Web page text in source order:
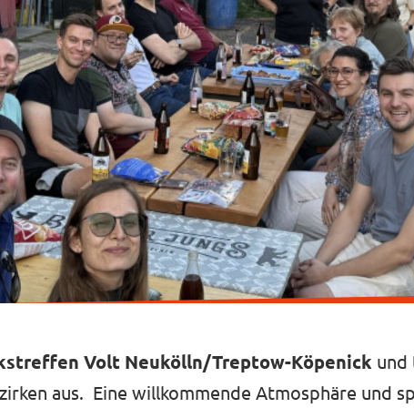
Volt Neukölln/Treptow-Köpenick und
aus. Eine willkommende Atmosphäre und